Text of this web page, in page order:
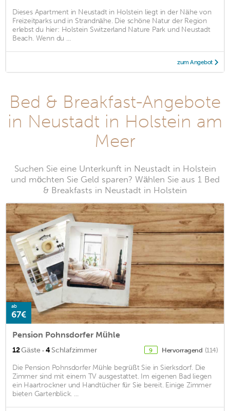
Dieses Apartment in Neustadt in Holstein liegt in der Nähe von
Freizeitparks und in Strandnähe. Die schöne Natur der Region
erlebst du hier: Holstein Switzerland Nature Park und Neustadt
Beach. Wenn du ...
zum Angebot
Bed & Breakfast-Angebote
in Neustadt in Holstein am
Meer
Suchen Sie eine Unterkunft in Neustadt in Holstein
und möchten Sie Geld sparen? Wählen Sie aus 1 Bed
& Breakfasts in Neustadt in Holstein
ab
67€
Pension Pohnsdorfer Mühle
12Gäste · 4Schlafzimmer 9 Hervorragend (114)
Die Pension Pohnsdorfer Mühle begrüßt Sie in Sierksdorf. Die
Zimmer sind mit einem TV ausgestattet. Im eigenen Bad liegen
ein Haartrockner und Handtücher für Sie bereit. Einige Zimmer
bieten Gartenblick. ...